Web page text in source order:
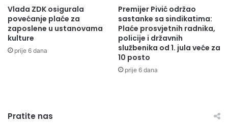
Vlada ZDK osigurala
povećanje plaće za
zaposlene u ustanovama
kulture
prije 6 dana
Premijer Pivić održao
sastanke sa sindikatima:
Plaće prosvjetnih radnika,
policije i državnih
službenika od 1. jula veće za
10 posto
prije 6 dana
Pratite nas